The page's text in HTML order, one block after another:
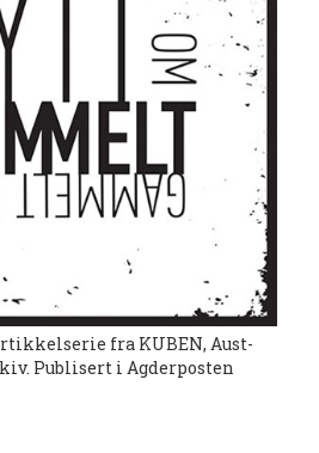
fra KUBEN, Aust-
Publisert i Agderposten